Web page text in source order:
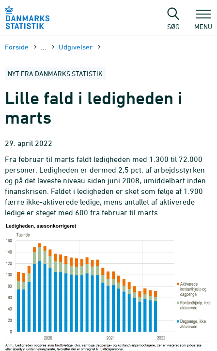
sidens
SØG MENU
Forside Udgivelser
NYT FRA DANMARKS STATISTIK
Lille fald i ledigheden i
marts
29. april 2022
Fra februar til marts faldt ledigheden med 1.300 til 72.000
personer. Ledigheden er dermed 2,5 pct. af arbejdsstyrken
og på det laveste niveau siden juni 2008, umiddelbart inden
finanskrisen. Faldet i ledigheden er sket som følge af 1.900
færre ikke-aktiverede ledige, mens antallet af aktiverede
ledige er steget med 600 fra februar til marts.